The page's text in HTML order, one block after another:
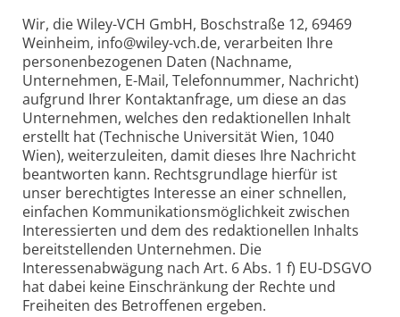
Wir, die Wiley-VCH GmbH, Boschstraße 12, 69469
Weinheim, info@wiley-vch.de, verarbeiten Ihre
personenbezogenen Daten (Nachname,
Unternehmen, E-Mail, Telefonnummer, Nachricht)
aufgrund Ihrer Kontaktanfrage, um diese an das
Unternehmen, welches den redaktionellen Inhalt
erstellt hat (Technische Universität Wien, 1040
Wien), weiterzuleiten, damit dieses Ihre Nachricht
beantworten kann. Rechtsgrundlage hierfür ist
unser berechtigtes Interesse an einer schnellen,
einfachen Kommunikationsmöglichkeit zwischen
Interessierten und dem des redaktionellen Inhalts
bereitstellenden Unternehmen. Die
Interessenabwägung nach Art. 6 Abs. 1 f) EU-DSGVO
hat dabei keine Einschränkung der Rechte und
Freiheiten des Betroffenen ergeben.